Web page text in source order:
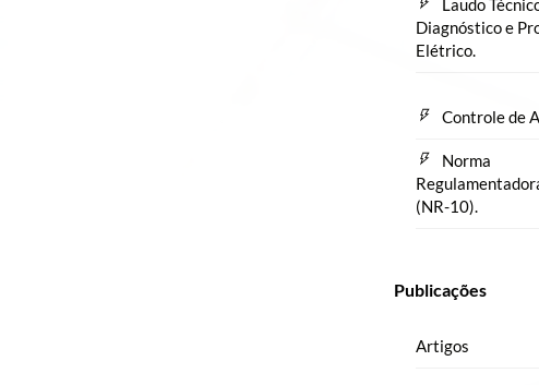
Laudo
Diagnóstico e
Elétrico.
Controle de
Norma
(NR-10).
Publicações
Artigos